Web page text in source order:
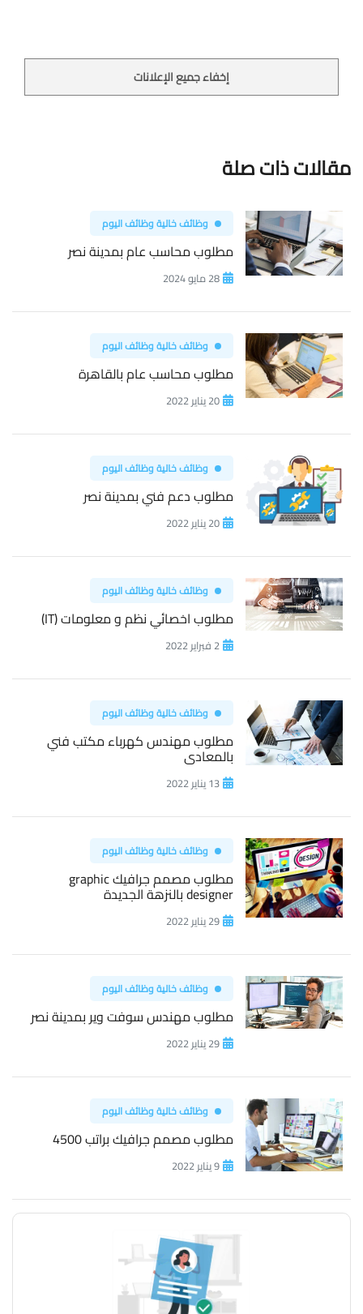
إخفاء جميع الإعلانات
مقالات ذات صلة
وظائف خالية وظائف اليوم
مطلوب محاسب عام بمدينة نصر
28 مايو 2024
وظائف خالية وظائف اليوم
مطلوب محاسب عام بالقاهرة
20 يناير 2022
وظائف خالية وظائف اليوم
مطلوب دعم فني بمدينة نصر
20 يناير 2022
وظائف خالية وظائف اليوم
مطلوب اخصائي نظم و معلومات (IT)
2 فبراير 2022
وظائف خالية وظائف اليوم
مطلوب مهندس كهرباء مكتب فني
بالمعادى
13 يناير 2022
وظائف خالية وظائف اليوم
مطلوب مصمم جرافيك graphic
designer بالنزهة الجديدة
29 يناير 2022
وظائف خالية وظائف اليوم
مطلوب مهندس سوفت وير بمدينة نصر
29 يناير 2022
وظائف خالية وظائف اليوم
مطلوب مصمم جرافيك براتب 4500
9 يناير 2022